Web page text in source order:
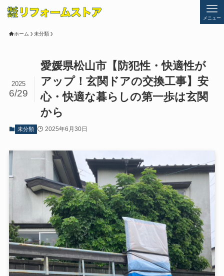
メニュー
ホーム 未分類
愛媛県松山市【防犯性・快適性が
アップ！玄関ドアの交換工事】安
心・快適な暮らしの第一歩は玄関
から
2025
6/29
未分類 2025年6月30日